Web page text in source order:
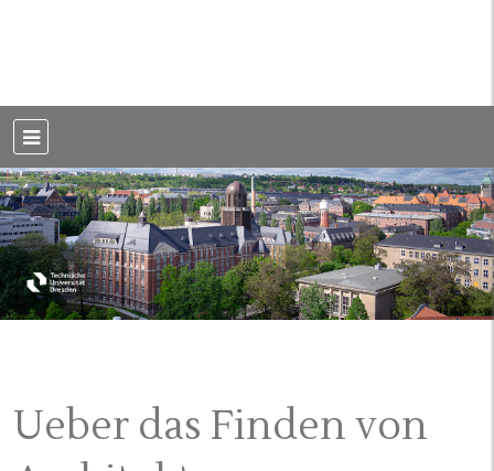
Dresden
Ueber das Finden von